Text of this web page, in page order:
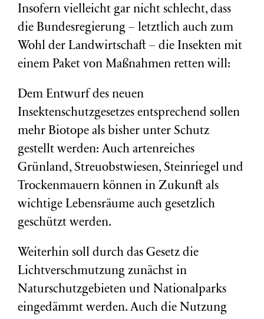
Insofern vielleicht gar nicht schlecht, dass
die Bundesregierung – letztlich auch zum
Wohl der Landwirtschaft – die Insekten mit
einem Paket von Maßnahmen retten will:
Dem Entwurf des neuen
Insektenschutzgesetzes entsprechend sollen
mehr Biotope als bisher unter Schutz
gestellt werden: Auch artenreiches
Grünland, Streuobstwiesen, Steinriegel und
Trockenmauern können in Zukunft als
wichtige Lebensräume auch gesetzlich
geschützt werden.
Weiterhin soll durch das Gesetz die
Lichtverschmutzung zunächst in
Naturschutzgebieten und Nationalparks
eingedämmt werden. Auch die Nutzung